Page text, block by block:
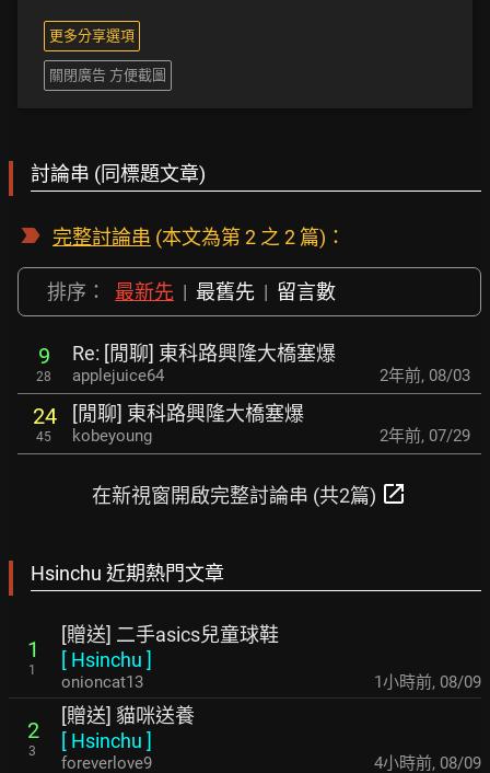
更多分享選項
關閉廣告 方便截圖
討論串 (同標題文章)
完整討論串 (本文為第 2 之 2 篇)：
排序： 最新先 | 最舊先 | 留言數
9
28
Re: [閒聊] 東科路興隆大橋塞爆
applejuice64 2年前, 08/03
24
45
[閒聊] 東科路興隆大橋塞爆
kobeyoung 2年前, 07/29
在新視窗開啟完整討論串 (共2篇) open_in_new
Hsinchu 近期熱門文章
1
1
[贈送] 二手asics兒童球鞋
[ Hsinchu ]
onioncat13 1小時前, 08/09
2
3
[贈送] 貓咪送養
[ Hsinchu ]
foreverlove9 4小時前, 08/09